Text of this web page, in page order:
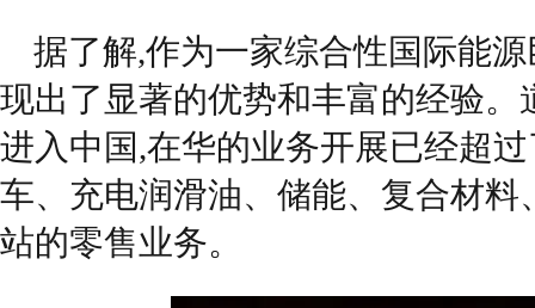
据了解,作为一家综合性国际能
现出了显著的优势和丰富的经验。
进入中国,在华的业务开展已经超
车、充电润滑油、储能、复合材
站的零售业务。